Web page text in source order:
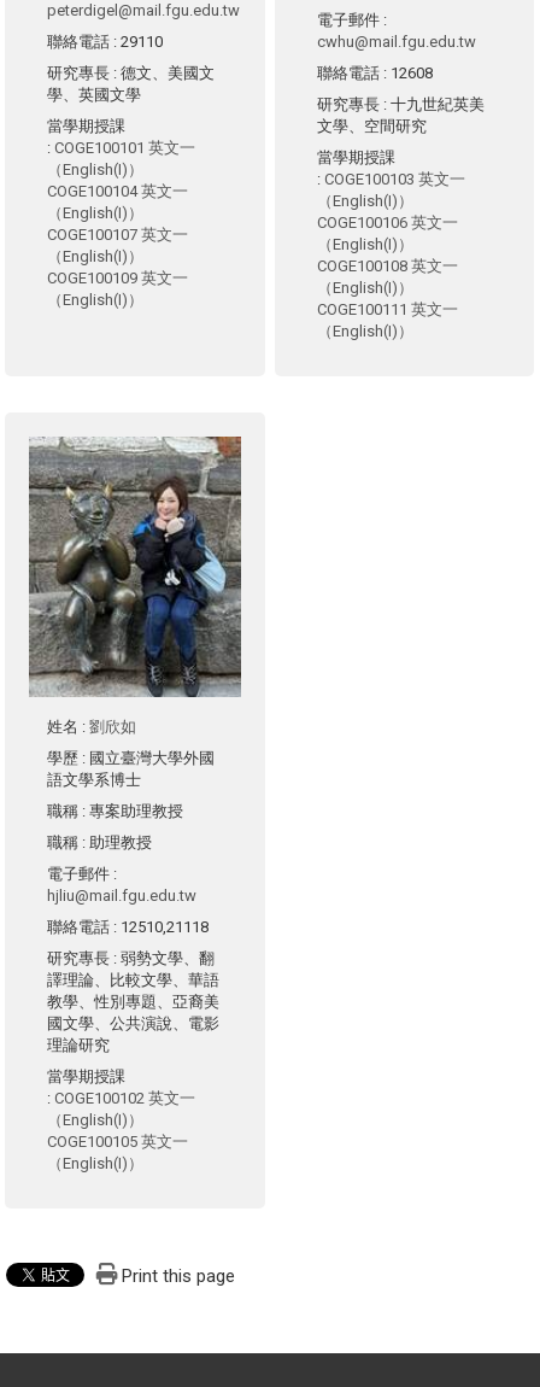
peterdigel@mail.fgu.edu.tw
聯絡電話 : 29110
研究專長 : 德文、美國文
學、英國文學
當學期授課
:COGE100101 英文一
（English(I)）
COGE100104 英文一
（English(I)）
COGE100107 英文一
（English(I)）
COGE100109 英文一
（English(I)）
電子郵件 :
cwhu@mail.fgu.edu.tw
聯絡電話 : 12608
研究專長 : 十九世紀英美
文學、空間研究
當學期授課
:COGE100103 英文一
（English(I)）
COGE100106 英文一
（English(I)）
COGE100108 英文一
（English(I)）
COGE100111 英文一
（English(I)）
姓名 :劉欣如
學歷 : 國立臺灣大學外國
語文學系博士
職稱 : 專案助理教授
職稱 : 助理教授
電子郵件 :
hjliu@mail.fgu.edu.tw
聯絡電話 : 12510,21118
研究專長 : 弱勢文學、翻
譯理論、比較文學、華語
教學、性別專題、亞裔美
國文學、公共演說、電影
理論研究
當學期授課
:COGE100102 英文一
（English(I)）
COGE100105 英文一
（English(I)）
Print this page